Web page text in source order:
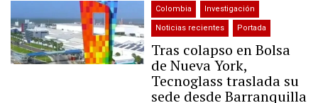
Colombia Investigación
Noticias recientes Portada
Tras colapso en Bolsa
de Nueva York,
Tecnoglass traslada su
sede desde Barranquilla